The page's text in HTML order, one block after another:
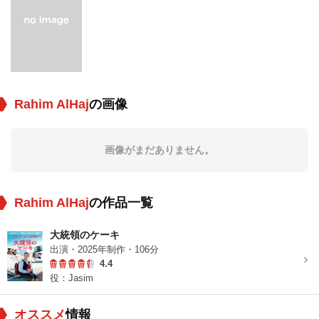
Rahim AlHajの画像
画像がまだありません。
Rahim AlHajの作品一覧
大統領のケーキ
出演・2025年制作・106分
4.4
役：Jasim
オススメ情報